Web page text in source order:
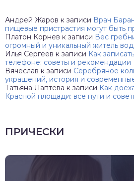
Андрей Жаров к записи Врач
пищевые пристрастия могут быть
Платон Корнев к записи Вес
огромный и уникальный житель
Илья Сергеев к записи Как
телефоне: советы и рекомендации
Вячеслав к записи Серебряное
украшений, история и
Татьяна Лаптева к записи Как
Красной площади: все пути и
ПРИЧЕСКИ